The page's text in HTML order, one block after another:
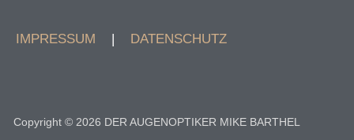
IMPRESSUM | DATENSCHUTZ
Copyright © 2026 DER AUGENOPTIKER MIKE BARTHEL